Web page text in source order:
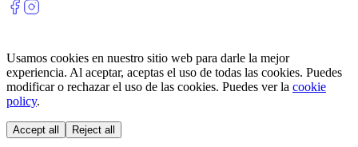
Usamos cookies en nuestro sitio web para darle la mejor
experiencia. Al aceptar, aceptas el uso de todas las cookies. Puedes
modificar o rechazar el uso de las cookies. Puedes ver la cookie
policy.
Accept all Reject all